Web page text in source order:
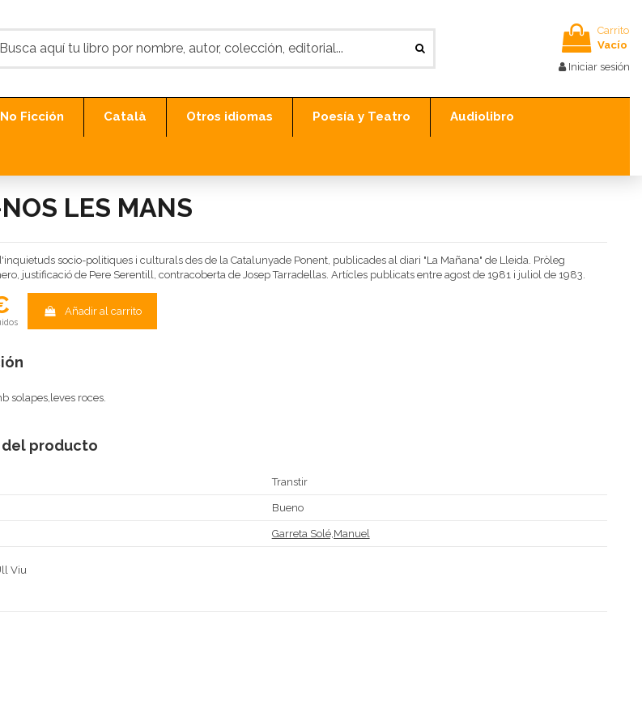
Carrito
Vacío
Iniciar sesión
No Ficción Català Otros idiomas Poesía y Teatro Audiolibro
LES MANS
socio-politiques i culturals des de la Catalunyade Ponent, publicades al diari "La Mañana" de Lleida. Pròleg
justificació de Pere Serentill, contracoberta de Josep Tarradellas. Artícles publicats entre agost de 1981 i juliol de 1983.
Añadir al carrito
solapes,leves roces.
producto
Transtir
Bueno
Garreta Solé,Manuel
Viu